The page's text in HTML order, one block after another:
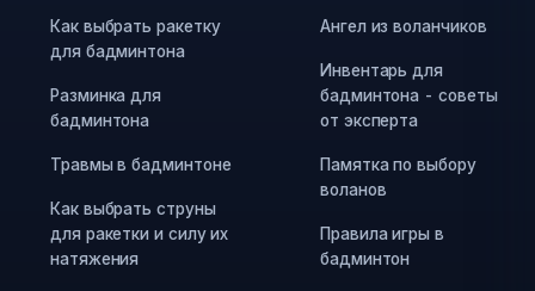
Как выбрать ракетку
для бадминтона
Разминка для
бадминтона
Травмы в бадминтоне
Как выбрать струны
для ракетки и силу их
натяжения
Ангел из воланчиков
Инвентарь для
бадминтона - советы
от эксперта
Памятка по выбору
воланов
Правила игры в
бадминтон